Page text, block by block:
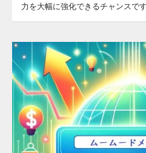
力を大幅に強化できるチャンスです